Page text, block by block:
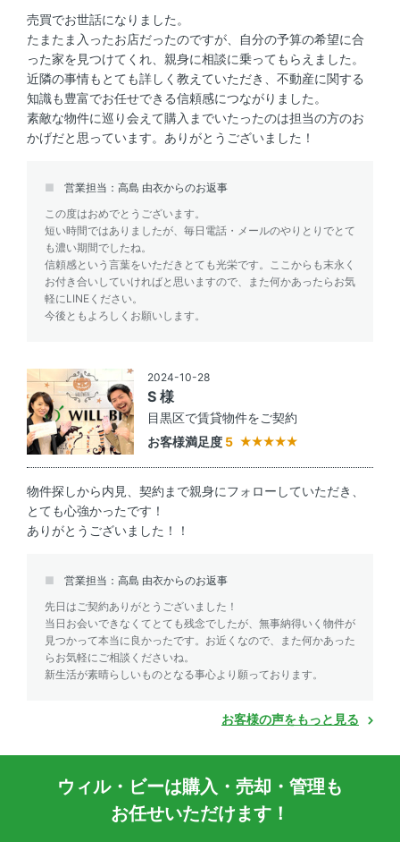
売買でお世話になりました。
たまたま入ったお店だったのですが、自分の予算の希望に合
った家を見つけてくれ、親身に相談に乗ってもらえました。
近隣の事情もとても詳しく教えていただき、不動産に関する
知識も豊富でお任せできる信頼感につながりました。
素敵な物件に巡り会えて購入までいたったのは担当の方のお
かげだと思っています。ありがとうございました！
営業担当：高島 由衣からのお返事
この度はおめでとうございます。
短い時間ではありましたが、毎日電話・メールのやりとりでとて
も濃い期間でしたね。
信頼感という言葉をいただきとても光栄です。ここからも末永く
お付き合いしていければと思いますので、また何かあったらお気
軽にLINEください。
今後ともよろしくお願いします。
2024-10-28
S 様
目黒区で賃貸物件をご契約
お客様満足度 5
物件探しから内見、契約まで親身にフォローしていただき、
とても心強かったです！
ありがとうございました！！
営業担当：高島 由衣からのお返事
先日はご契約ありがとうございました！
当日お会いできなくてとても残念でしたが、無事納得いく物件が
見つかって本当に良かったです。お近くなので、また何かあった
らお気軽にご相談くださいね。
新生活が素晴らしいものとなる事心より願っております。
お客様の声をもっと見る
ウィル・ビーは購入・売却・管理も
お任せいただけます！